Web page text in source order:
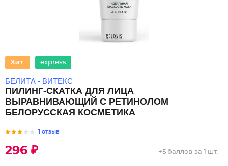
express
БЕЛИТА - ВИТЕКС
ПИЛИНГ-СКАТКА ДЛЯ ЛИЦА
ВЫРАВНИВАЮЩИЙ С РЕТИНОЛОМ
БЕЛОРУССКАЯ КОСМЕТИКА
1 отзыв
296 ₽ +5 баллов за 1 шт.